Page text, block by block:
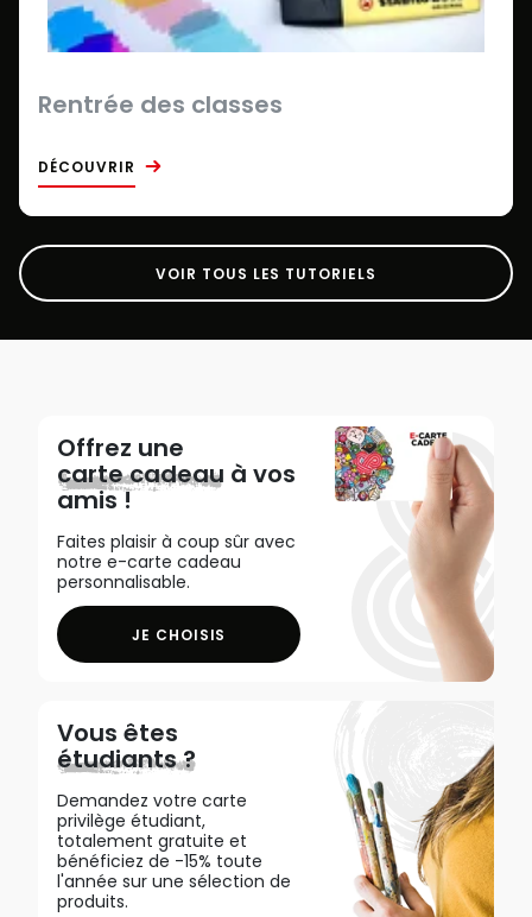
Rentrée des classes
DÉCOUVRIR
VOIR TOUS LES TUTORIELS
Offrez une
carte cadeau à vos
amis !
Faites plaisir à coup sûr avec
notre e-carte cadeau
personnalisable.
JE CHOISIS
Vous êtes
étudiants ?
Demandez votre carte
privilège étudiant,
totalement gratuite et
bénéficiez de -15% toute
l'année sur une sélection de
produits.